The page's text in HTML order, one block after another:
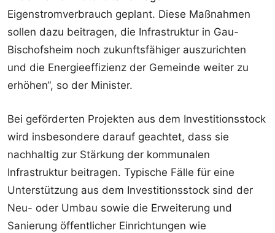
Eigenstromverbrauch geplant. Diese Maßnahmen
sollen dazu beitragen, die Infrastruktur in Gau-
Bischofsheim noch zukunftsfähiger auszurichten
und die Energieeffizienz der Gemeinde weiter zu
erhöhen“, so der Minister.
Bei geförderten Projekten aus dem Investitionsstock
wird insbesondere darauf geachtet, dass sie
nachhaltig zur Stärkung der kommunalen
Infrastruktur beitragen. Typische Fälle für eine
Unterstützung aus dem Investitionsstock sind der
Neu- oder Umbau sowie die Erweiterung und
Sanierung öffentlicher Einrichtungen wie